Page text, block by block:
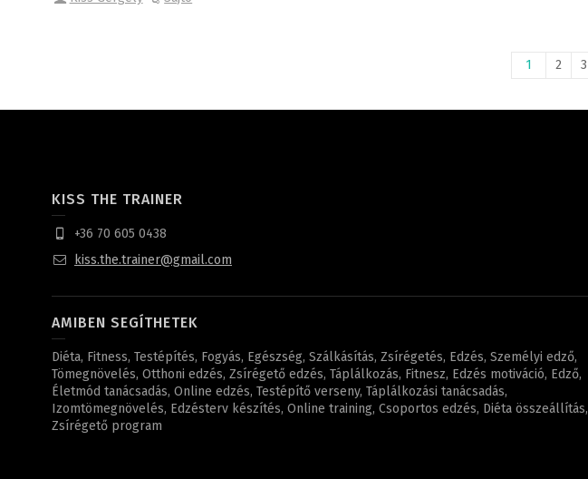
1 2 3
KISS THE TRAINER
+36 70 605 0438
kiss.the.trainer@gmail.com
AMIBEN SEGÍTHETEK
Diéta, Fitness, Testépítés, Fogyás, Egészség, Szálkásítás, Zsírégetés, Edzés, Személyi edző,
Tömegnövelés, Otthoni edzés, Zsírégető edzés, Táplálkozás, Fitnesz, Edzés motiváció, Edző,
Életmód tanácsadás, Online edzés, Testépítő verseny, Táplálkozási tanácsadás,
Izomtömegnövelés, Edzésterv készítés, Online training, Csoportos edzés, Diéta összeállítás,
Zsírégető program